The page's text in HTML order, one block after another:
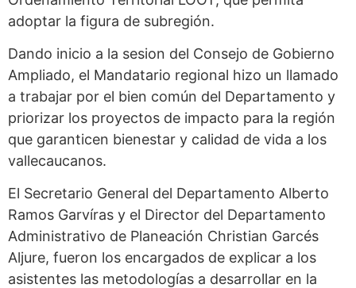
adoptar la figura de subregión.
Dando inicio a la sesion del Consejo de Gobierno
Ampliado, el Mandatario regional hizo un llamado
a trabajar por el bien común del Departamento y
priorizar los proyectos de impacto para la región
que garanticen bienestar y calidad de vida a los
vallecaucanos.
El Secretario General del Departamento Alberto
Ramos Garvíras y el Director del Departamento
Administrativo de Planeación Christian Garcés
Aljure, fueron los encargados de explicar a los
asistentes las metodologías a desarrollar en la